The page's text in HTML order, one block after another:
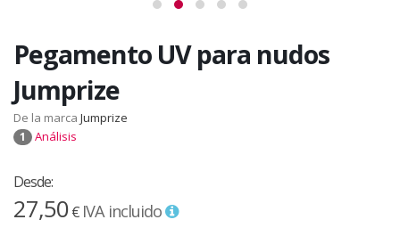
Pegamento UV para nudos
Jumprize
De la marca Jumprize
1 Análisis
Desde:
27,50€ IVA incluido